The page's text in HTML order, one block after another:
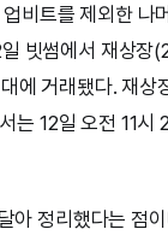
비트를 제외한 나
빗썸에서 재상장
에 거래됐다. 재
는 12일 오전 11시
아 정리했다는 점